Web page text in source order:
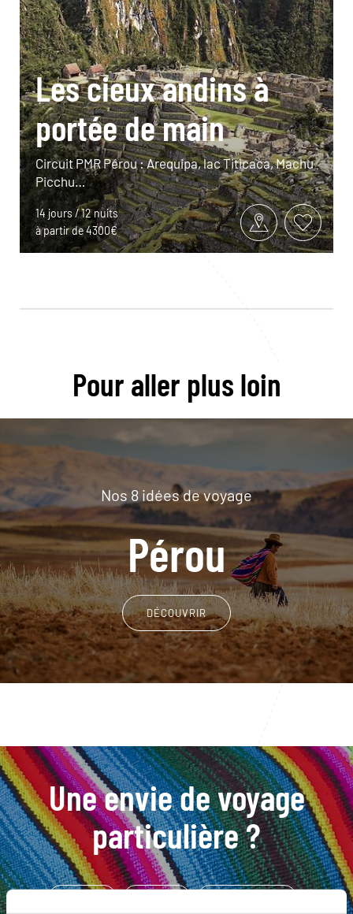
Les cieux andins à
portée de main
Circuit PMR Pérou : Arequipa, lac Titicaca, Machu
Picchu…
14 jours / 12 nuits
à partir de 4300€
Pour aller plus loin
Nos 8 idées de voyage
Pérou
DÉCOUVRIR
Une envie de voyage
particulière ?